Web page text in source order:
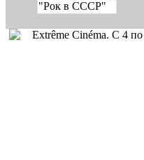
"Рок в СССР"